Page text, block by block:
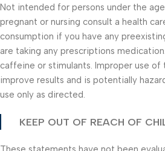
Not intended for persons under the
pregnant or nursing consult a health
consumption if you have any
are taking any prescriptions
caffeine or stimulants. Improper use of
improve results and is potentially
use only as directed.
KEEP OUT OF REACH OF